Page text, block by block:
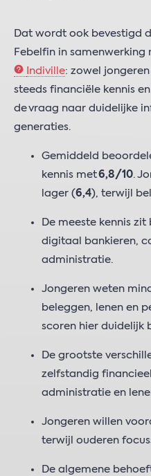
Dat wordt ook bevestigd
Febelfin in samenwerking
Indiville: zowel
steeds financiële kennis
de vraag naar duidelijke
generaties.
Gemiddeld
kennis met6,8/10.
lager (6,4), terwijl
De meeste kennis
digitaal bankieren,
administratie.
Jongeren weten
beleggen, lenen en
scoren hier duidelijk
De grootste
zelfstandig
administratie en
Jongeren willen
terwijl ouderen
De algemene